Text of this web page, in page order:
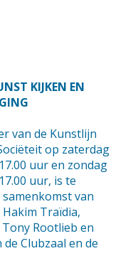
KIJKEN EN
van de Kunstlijn
op zaterdag
uur en zondag
uur, is te
van
Traïdia,
Rootlieb en
Clubzaal en de